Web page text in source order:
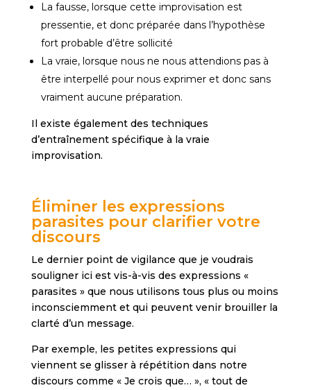
La fausse, lorsque cette improvisation est
pressentie, et donc préparée dans l’hypothèse
fort probable d’être sollicité
La vraie, lorsque nous ne nous attendions pas à
être interpellé pour nous exprimer et donc sans
vraiment aucune préparation.
Il existe également des techniques
d’entraînement spécifique à la vraie
improvisation.
Éliminer les expressions
parasites pour clarifier votre
discours
Le dernier point de vigilance que je voudrais
souligner ici est vis-à-vis des expressions «
parasites » que nous utilisons tous plus ou moins
inconsciemment et qui peuvent venir brouiller la
clarté d’un message.
Par exemple, les petites expressions qui
viennent se glisser à répétition dans notre
discours comme « Je crois que… », « tout de